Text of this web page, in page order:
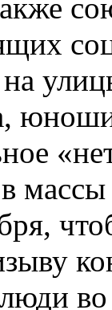
на
во